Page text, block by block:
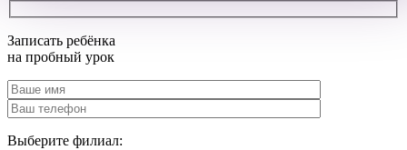
Записать ребёнка
на пробный урок
Выберите филиал: